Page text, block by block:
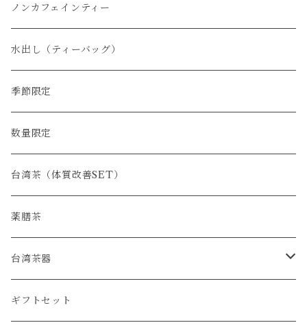
白茶
ノンカフェインティー
水出し（ティーバッグ）
季節限定
数量限定
台湾茶（体質改善SET）
薬膳茶
台湾茶器
SET
ギフトセット